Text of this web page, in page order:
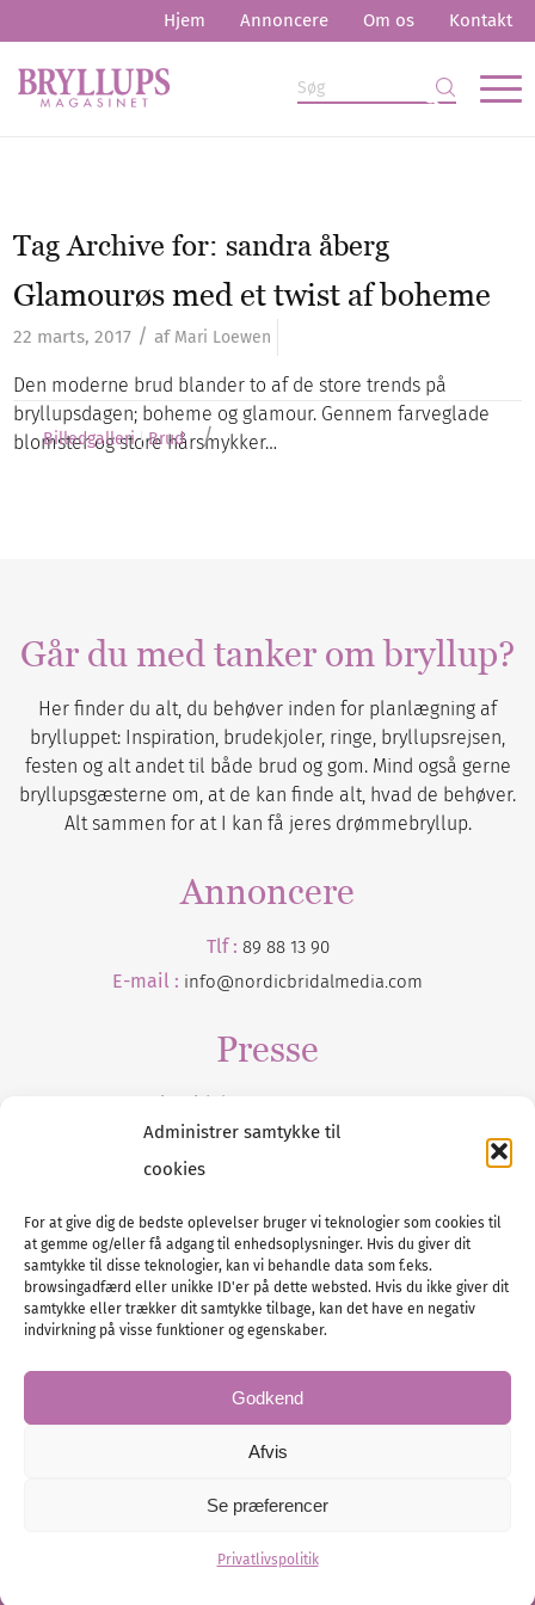
Administrer samtykke til
cookies
For at give dig de bedste oplevelser bruger vi teknologier som cookies til
at gemme og/eller få adgang til enhedsoplysninger. Hvis du giver dit
samtykke til disse teknologier, kan vi behandle data som f.eks.
browsingadfærd eller unikke ID'er på dette websted. Hvis du ikke giver dit
samtykke eller trækker dit samtykke tilbage, kan det have en negativ
indvirkning på visse funktioner og egenskaber.
Godkend
Afvis
Se præferencer
Privatlivspolitik
Hjem Annoncere Om os Kontakt
Tag Archive for:sandra åberg
Glamourøs med et twist af boheme
22 marts, 2017 / af Mari Loewen
Den moderne brud blander to af de store trends på
bryllupsdagen; boheme og glamour. Gennem farveglade
blomster og store hårsmykker…
Billedgalleri Brud /
Går du med tanker om bryllup?
Her finder du alt, du behøver inden for planlægning af
brylluppet: Inspiration, brudekjoler, ringe, bryllupsrejsen,
festen og alt andet til både brud og gom. Mind også gerne
bryllupsgæsterne om, at de kan finde alt, hvad de behøver.
Alt sammen for at I kan få jeres drømmebryllup.
Annoncere
Tlf : 89 88 13 90
E-mail : info@nordicbridalmedia.com
Presse
Tilmeld dig vores
Tel :89 88 13 90
E-post:info@nordicbridalmedia.com
Nordic Bridal Media
Administration